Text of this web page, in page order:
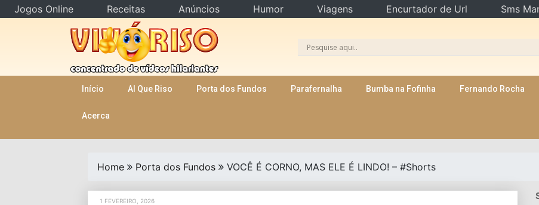
Início AI Que Riso Porta dos Fundos Parafernalha Bumba na Fofinha Fernando Rocha
Acerca
Home Porta dos Fundos VOCÊ É CORNO, MAS ELE É LINDO! – #Shorts
1 FEVEREIRO, 2026
Jogos Online Receitas Anúncios Humor Viagens Encurtador de Url Sms